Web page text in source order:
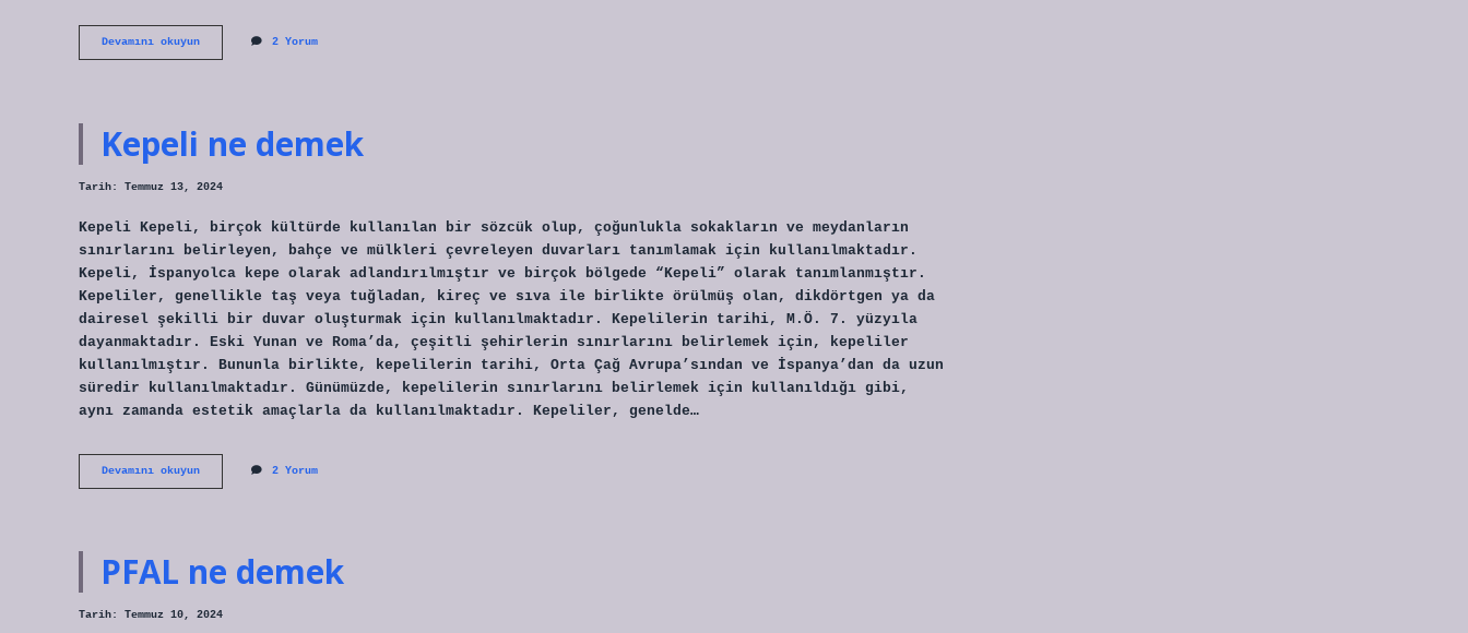
Devamını okuyunCar
2 Yorum
Kepeli ne demek
Tarih: Temmuz 13, 2024
Kepeli Kepeli, birçok kültürde kullanılan bir sözcük olup, çoğunlukla sokakların ve meydanların
sınırlarını belirleyen, bahçe ve mülkleri çevreleyen duvarları tanımlamak için kullanılmaktadır.
Kepeli, İspanyolca kepe olarak adlandırılmıştır ve birçok bölgede “Kepeli” olarak tanımlanmıştır.
Kepeliler, genellikle taş veya tuğladan, kireç ve sıva ile birlikte örülmüş olan, dikdörtgen ya da
dairesel şekilli bir duvar oluşturmak için kullanılmaktadır. Kepelilerin tarihi, M.Ö. 7. yüzyıla
dayanmaktadır. Eski Yunan ve Roma’da, çeşitli şehirlerin sınırlarını belirlemek için, kepeliler
kullanılmıştır. Bununla birlikte, kepelilerin tarihi, Orta Çağ Avrupa’sından ve İspanya’dan da uzun
süredir kullanılmaktadır. Günümüzde, kepelilerin sınırlarını belirlemek için kullanıldığı gibi,
aynı zamanda estetik amaçlarla da kullanılmaktadır. Kepeliler, genelde…
Devamını okuyunKepeli
2 Yorum
PFAL ne demek
Tarih: Temmuz 10, 2024